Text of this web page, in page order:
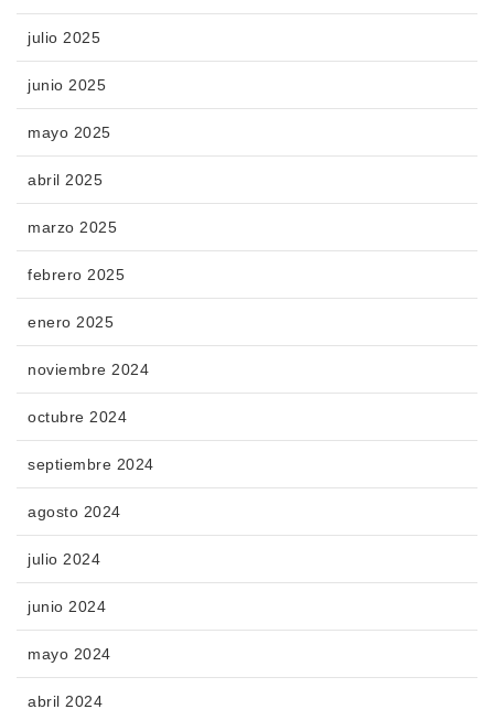
julio 2025
junio 2025
mayo 2025
abril 2025
marzo 2025
febrero 2025
enero 2025
noviembre 2024
octubre 2024
septiembre 2024
agosto 2024
julio 2024
junio 2024
mayo 2024
abril 2024